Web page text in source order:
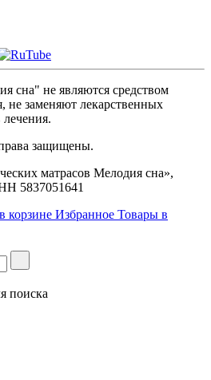
сна" не являются средством
не заменяют лекарственных
лечения.
защищены.
матрасов Мелодия сна»,
5837051641
корзине Избранное Товары в
поиска